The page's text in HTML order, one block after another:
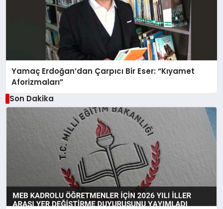
Yamaç Erdoğan’dan Çarpıcı Bir Eser: “Kıyamet
Aforizmaları”
Son Dakika